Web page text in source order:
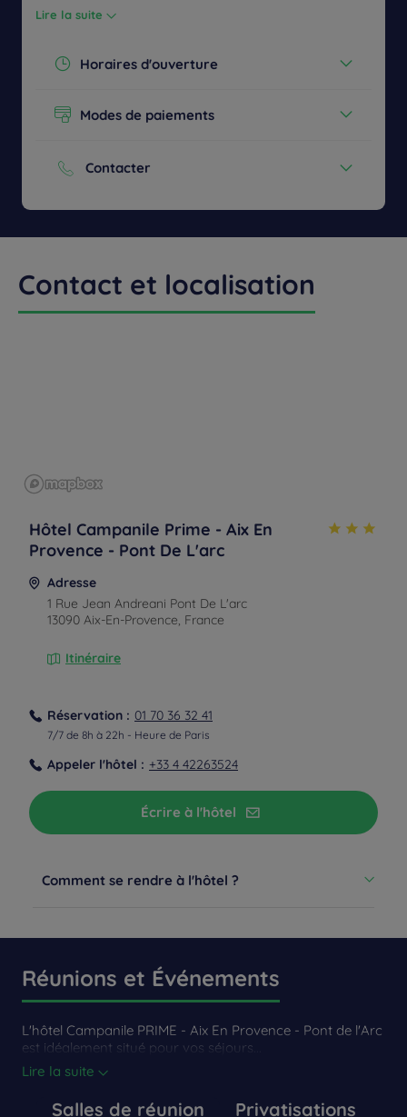
Lire la suite
Horaires d'ouverture
06:30 - 09:30
Voir tous les horaires
Modes de paiements
Cartes bancaires
Contacter
Contact et localisation
Hôtel Campanile Prime - Aix En
Provence - Pont De L'arc
Adresse
1 Rue Jean Andreani Pont De L'arc
13090 Aix-En-Provence, France
Itinéraire
Réservation : 01 70 36 32 41
7/7 de 8h à 22h - Heure de Paris
Appeler l'hôtel : +33 4 42263524
Écrire à l'hôtel
Comment se rendre à l'hôtel ?
Depuis la gare
De la gare AIX TGV
En voiture: 12 minutes; en bus (la navette gare TGV-Aix
Centre
Bus
En voiture: 25 minutes
Réunions et Événements
L'hôtel Campanile PRIME - Aix En Provence - Pont de l'Arc
est idéalement situé pour vos séjours...
Lire la suite
Salles de réunion Privatisations